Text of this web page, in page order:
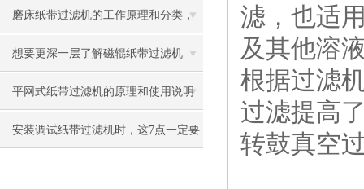
磨床纸带过滤机的工作原理和分类，
真的很全！
想要更深一层了解磁辊纸带过滤机
吗？那就快来看看吧
平网式纸带过滤机的原理和使用说明
安装调试纸带过滤机时，这7点一定要
滤，也适
及其他溶
根据过滤
过滤提高
转鼓真空